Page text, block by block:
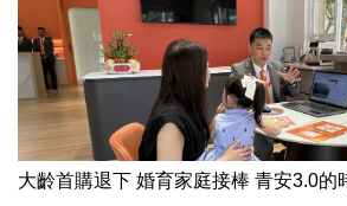
大齡首購退下 婚育家庭接棒 青安3.0的